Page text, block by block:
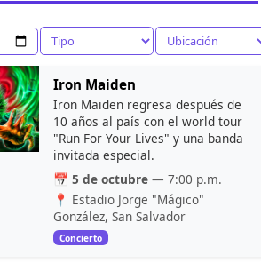
Iron Maiden
Iron Maiden regresa después de
10 años al país con el world tour
"Run For Your Lives" y una banda
invitada especial.
📅5 de octubre — 7:00 p.m.
📍 Estadio Jorge "Mágico"
González, San Salvador
Concierto